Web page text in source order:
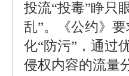
投流“投毒”睁只
乱”。《公约》
化“防污”，通过
侵权内容的流量